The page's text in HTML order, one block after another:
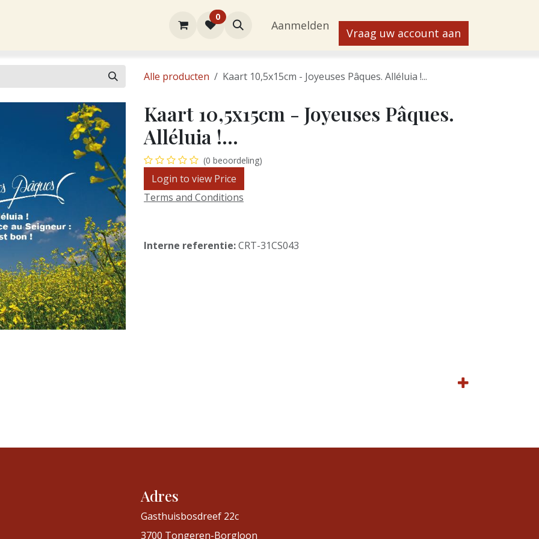
Contact
0
Aanmelden
Vraag uw account aan
Alle producten Kaart 10,5x15cm - Joyeuses Pâques. Alléluia !...
Kaart 10,5x15cm - Joyeuses Pâques.
Alléluia !...
(0 beoordeling)
Login to view Price
Terms and Conditions
Interne referentie:CRT-31CS043
Adres
Gasthuisbosdreef 22c
3700 Tongeren-Borgloon